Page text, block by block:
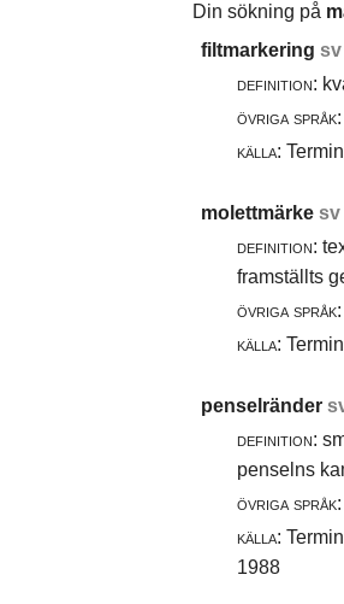
Din sökning på
filtmarkering sv
definition:
övriga språk:
källa:
molettmärke sv
definition:
framställts
övriga språk:
källa:
penselränder
definition:
penselns
övriga språk:
källa:
1988